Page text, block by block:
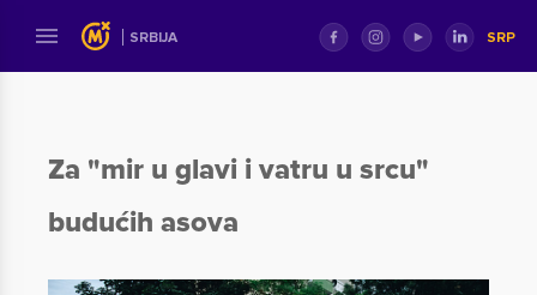
SRBIJA SRP
Za "mir u glavi i vatru u srcu"
budućih asova